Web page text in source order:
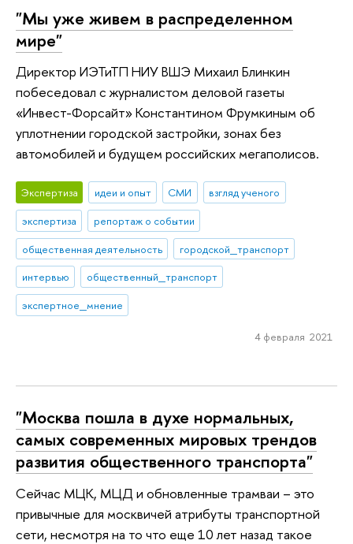
"Мы уже живем в распределенном
мире"
Директор ИЭТиТП НИУ ВШЭ Михаил Блинкин
побеседовал с журналистом деловой газеты
«Инвест-Форсайт» Константином Фрумкиным об
уплотнении городской застройки, зонах без
автомобилей и будущем российских мегаполисов.
Экспертиза идеи и опыт СМИ
взгляд ученого
экспертиза
репортаж о событии
общественная деятельность
городской_транспорт
интервью
общественный_транспорт
экспертное_мнение
4 февраля 2021
"Москва пошла в духе нормальных,
самых современных мировых трендов
развития общественного транспорта"
Сейчас МЦК, МЦД и обновленные трамваи – это
привычные для москвичей атрибуты транспортной
сети, несмотря на то что еще 10 лет назад такое